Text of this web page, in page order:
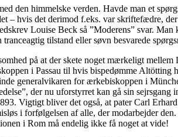
den himmelske verden. Havde man et
hvis det derimod f.eks. var skriftefædre,
Louise Beck så ”Moderens” svar.
tilstand eller søvn besvarede
på at der skete noget mærkeligt
i Passau til hvis bispedømme Altötting
generalvikaren for ærkebiskoppen i
der nu uforstyrret kan gå sin sejrsgang
Vigtigt bliver det også, at pater Carl
i forfølgelsen af alle, der modarbejder
i Rom må endelig ikke få noget at vide!